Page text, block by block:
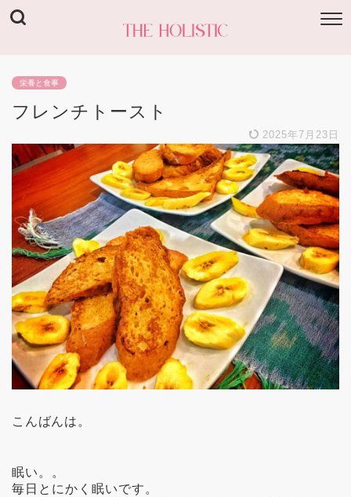
栄養と食事
フレンチトースト
2025年7月23日
こんばんは。
眠い。。
毎日とにかく眠いです。